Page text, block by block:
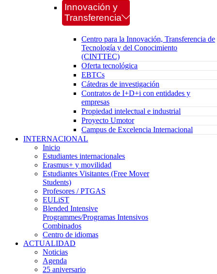
Innovación y
Transferencia
Centro para la Innovación, Transferencia de
Tecnología y del Conocimiento
(CINTTEC)
Oferta tecnológica
EBTCs
Cátedras de investigación
Contratos de I+D+i con entidades y
empresas
Propiedad intelectual e industrial
Proyecto Umotor
Campus de Excelencia Internacional
INTERNACIONAL
Inicio
Estudiantes internacionales
Erasmus+ y movilidad
Estudiantes Visitantes (Free Mover
Students)
Profesores / PTGAS
EULiST
Blended Intensive
Programmes/Programas Intensivos
Combinados
Centro de idiomas
ACTUALIDAD
Noticias
Agenda
25 aniversario